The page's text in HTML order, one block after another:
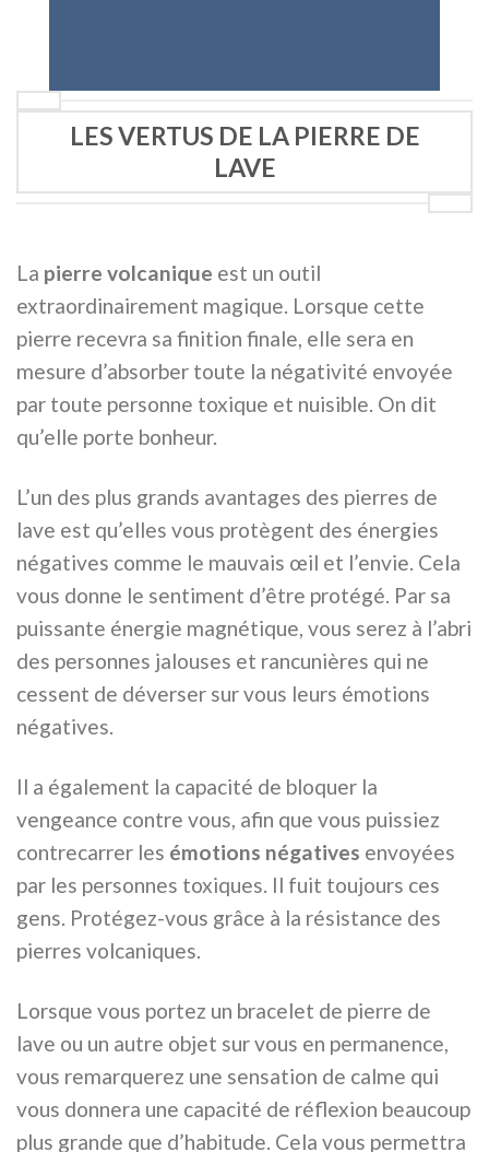
LES VERTUS DE LA PIERRE DE
LAVE
La pierre volcanique est un outil
extraordinairement magique. Lorsque cette
pierre recevra sa finition finale, elle sera en
mesure d’absorber toute la négativité envoyée
par toute personne toxique et nuisible. On dit
qu’elle porte bonheur.
L’un des plus grands avantages des pierres de
lave est qu’elles vous protègent des énergies
négatives comme le mauvais œil et l’envie. Cela
vous donne le sentiment d’être protégé. Par sa
puissante énergie magnétique, vous serez à l’abri
des personnes jalouses et rancunières qui ne
cessent de déverser sur vous leurs émotions
négatives.
Il a également la capacité de bloquer la
vengeance contre vous, afin que vous puissiez
contrecarrer les émotions négatives envoyées
par les personnes toxiques. Il fuit toujours ces
gens. Protégez-vous grâce à la résistance des
pierres volcaniques.
Lorsque vous portez un bracelet de pierre de
lave ou un autre objet sur vous en permanence,
vous remarquerez une sensation de calme qui
vous donnera une capacité de réflexion beaucoup
plus grande que d’habitude. Cela vous permettra